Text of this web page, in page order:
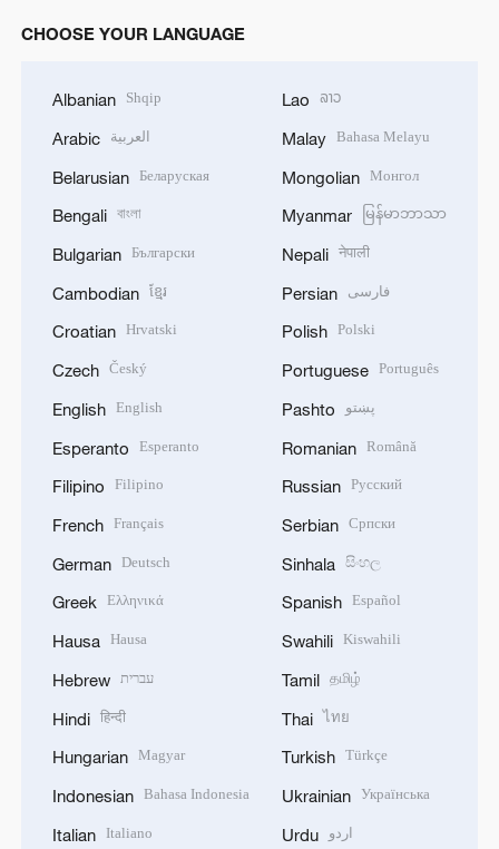
CHOOSE YOUR LANGUAGE
Albanian Shqip
Arabic العربية
Belarusian Беларуская
Bengali বাংলা
Bulgarian Български
Cambodian ខ្មែរ
Croatian Hrvatski
Czech Český
English English
Esperanto Esperanto
Filipino Filipino
French Français
German Deutsch
Greek Ελληνικά
Hausa Hausa
Hebrew עברית
Hindi हिन्दी
Hungarian Magyar
Indonesian Bahasa Indonesia
Italian Italiano
Lao ລາວ
Malay Bahasa Melayu
Mongolian Монгол
Myanmar မြန်မာဘာသာ
Nepali नेपाली
Persian فارسی
Polish Polski
Portuguese Português
Pashto پښتو
Romanian Română
Russian Русский
Serbian Српски
Sinhala සිංහල
Spanish Español
Swahili Kiswahili
Tamil தமிழ்
Thai ไทย
Turkish Türkçe
Ukrainian Українська
Urdu اردو